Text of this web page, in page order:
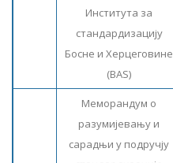
Института за
стандардизацију
Босне и Херцеговине
(BAS)
Меморандум о
разумијевању и
сарадњи у подручју